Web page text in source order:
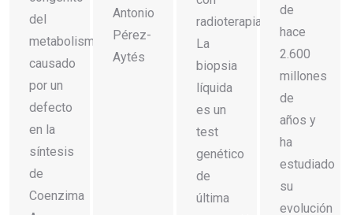
del
metabolismo
causado
por un
defecto
en la
síntesis
de
Coenzima
Antonio
Pérez-
Aytés
radioterapia.
La
biopsia
líquida
es un
test
genético
de
última
de
hace
2.600
millones
de
años y
ha
estudiado
su
evolución